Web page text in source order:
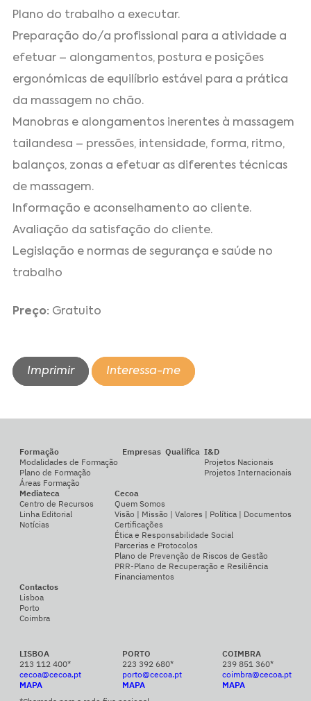
Plano do trabalho a executar.
Preparação do/a profissional para a atividade a
efetuar – alongamentos, postura e posições
ergonómicas de equilíbrio estável para a prática
da massagem no chão.
Manobras e alongamentos inerentes à massagem
tailandesa – pressões, intensidade, forma, ritmo,
balanços, zonas a efetuar as diferentes técnicas
de massagem.
Informação e aconselhamento ao cliente.
Avaliação da satisfação do cliente.
Legislação e normas de segurança e saúde no
trabalho
Preço: Gratuito
Imprimir Interessa-me
Formação
Modalidades de Formação
Plano de Formação
Áreas Formação
Empresas Qualifica I&D
Projetos Nacionais
Projetos Internacionais
Mediateca
Centro de Recursos
Linha Editorial
Notícias
Cecoa
Quem Somos
Visão | Missão | Valores | Política | Documentos
Certificações
Ética e Responsabilidade Social
Parcerias e Protocolos
Plano de Prevenção de Riscos de Gestão
PRR-Plano de Recuperação e Resiliência
Financiamentos
Contactos
Lisboa
Porto
Coimbra
LISBOA
213 112 400*
cecoa@cecoa.pt
MAPA
PORTO
223 392 680*
porto@cecoa.pt
MAPA
COIMBRA
239 851 360*
coimbra@cecoa.pt
MAPA